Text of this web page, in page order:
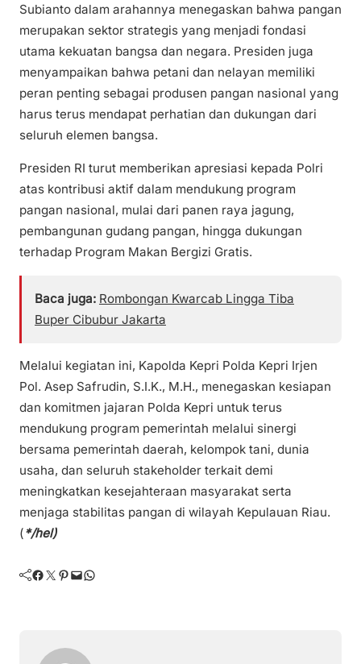
Subianto dalam arahannya menegaskan bahwa pangan
merupakan sektor strategis yang menjadi fondasi
utama kekuatan bangsa dan negara. Presiden juga
menyampaikan bahwa petani dan nelayan memiliki
peran penting sebagai produsen pangan nasional yang
harus terus mendapat perhatian dan dukungan dari
seluruh elemen bangsa.
Presiden RI turut memberikan apresiasi kepada Polri
atas kontribusi aktif dalam mendukung program
pangan nasional, mulai dari panen raya jagung,
pembangunan gudang pangan, hingga dukungan
terhadap Program Makan Bergizi Gratis.
Baca juga: Rombongan Kwarcab Lingga Tiba
Buper Cibubur Jakarta
Melalui kegiatan ini, Kapolda Kepri Polda Kepri Irjen
Pol. Asep Safrudin, S.I.K., M.H., menegaskan kesiapan
dan komitmen jajaran Polda Kepri untuk terus
mendukung program pemerintah melalui sinergi
bersama pemerintah daerah, kelompok tani, dunia
usaha, dan seluruh stakeholder terkait demi
meningkatkan kesejahteraan masyarakat serta
menjaga stabilitas pangan di wilayah Kepulauan Riau.
(*/hel)
Facebook Twitter Pinterest Mail WhatsApp